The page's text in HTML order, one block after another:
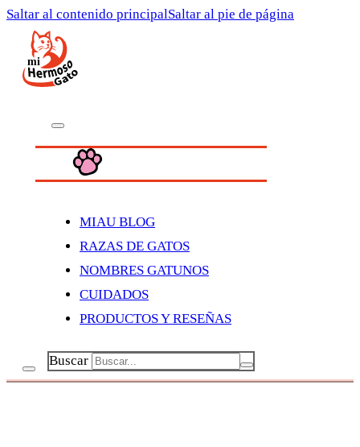
Saltar al contenido principalSaltar al pie de página
MIAU BLOG
RAZAS DE GATOS
NOMBRES GATUNOS
CUIDADOS
PRODUCTOS Y RESEÑAS
Buscar